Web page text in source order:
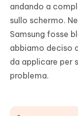
andando a
sullo schermo.
Samsung fosse
abbiamo deciso
da applicare per
problema.